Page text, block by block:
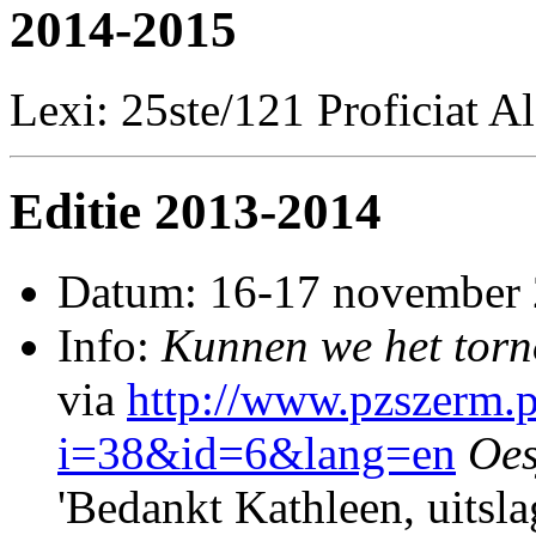
2014-2015
Lexi: 25ste/121 Proficiat
Editie 2013-2014
Datum: 16-17 november
Info: Kunnen we het
via http://
i=38&id=6&lang=en
'Bedankt Kathleen,